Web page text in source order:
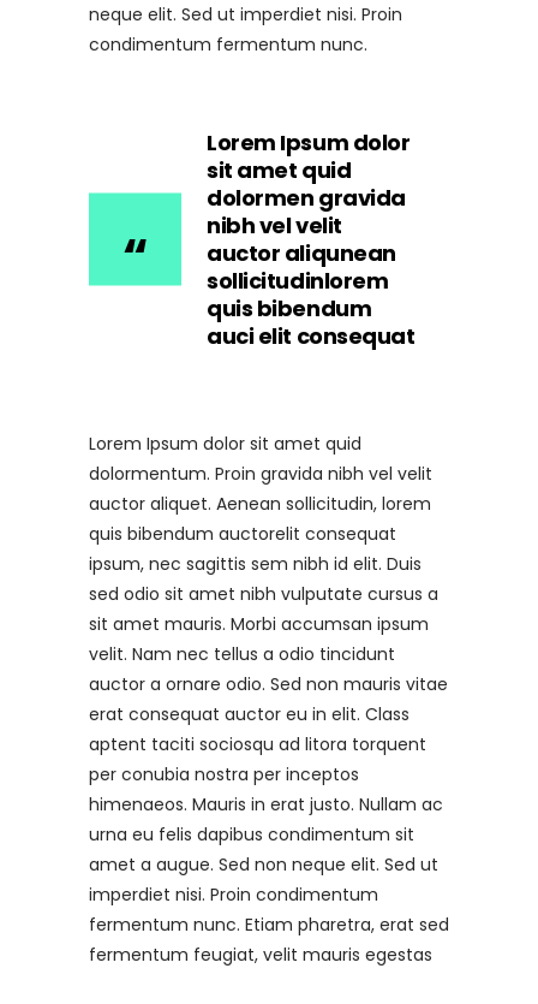
neque elit. Sed ut imperdiet nisi. Proin
condimentum fermentum nunc.
Lorem Ipsum dolor
sit amet quid
dolormen gravida
nibh vel velit
auctor aliqunean
sollicitudinlorem
quis bibendum
auci elit consequat
Lorem Ipsum dolor sit amet quid
dolormentum. Proin gravida nibh vel velit
auctor aliquet. Aenean sollicitudin, lorem
quis bibendum auctorelit consequat
ipsum, nec sagittis sem nibh id elit. Duis
sed odio sit amet nibh vulputate cursus a
sit amet mauris. Morbi accumsan ipsum
velit. Nam nec tellus a odio tincidunt
auctor a ornare odio. Sed non mauris vitae
erat consequat auctor eu in elit. Class
aptent taciti sociosqu ad litora torquent
per conubia nostra per inceptos
himenaeos. Mauris in erat justo. Nullam ac
urna eu felis dapibus condimentum sit
amet a augue. Sed non neque elit. Sed ut
imperdiet nisi. Proin condimentum
fermentum nunc. Etiam pharetra, erat sed
fermentum feugiat, velit mauris egestas